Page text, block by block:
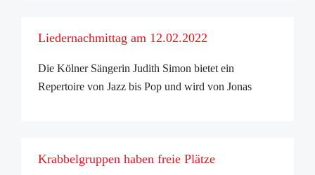
Liedernachmittag am 12.02.2022
Die Kölner Sängerin Judith Simon bietet ein
Repertoire von Jazz bis Pop und wird von Jonas
Krabbelgruppen haben freie Plätze